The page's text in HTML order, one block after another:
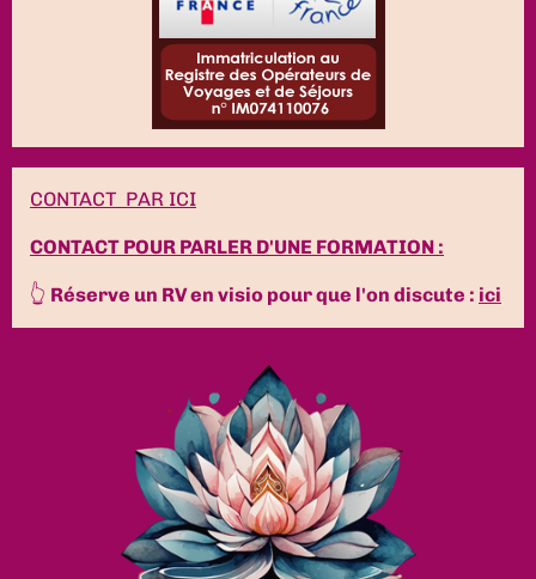
CONTACT PAR ICI
CONTACT POUR PARLER D'UNE FORMATION :
👆 Réserve un RV en visio pour que l'on discute : ici